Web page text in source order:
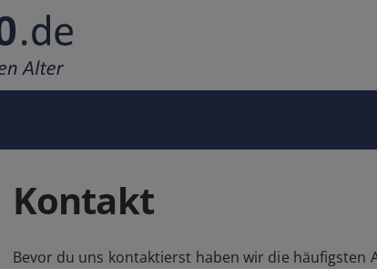
Kontakt
Bevor du uns kontaktierst haben wir die